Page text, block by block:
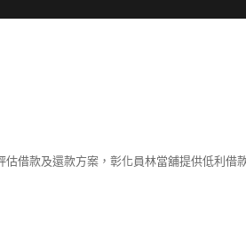
借款及還款方案，彰化員林當舖提供低利借